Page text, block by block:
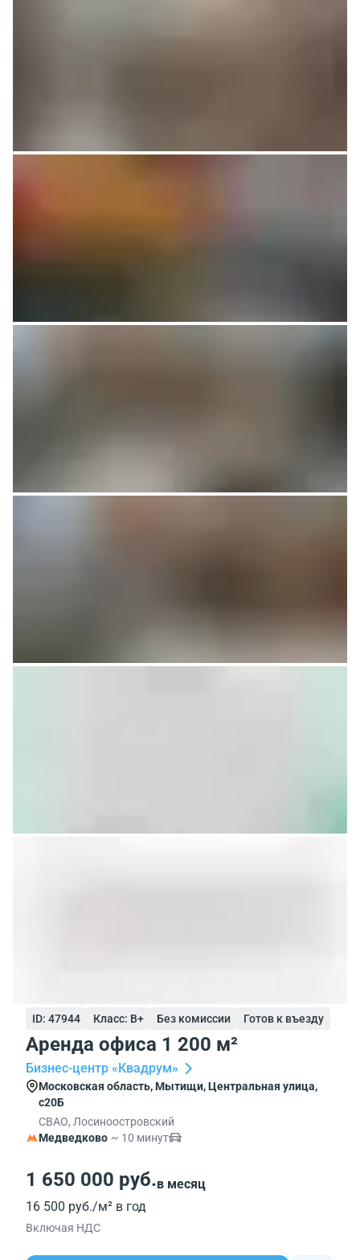
ID: 47944 Класс: B+ Без комиссии Готов к въезду
Аренда офиса 1 200 м²
Бизнес-центр «Квадрум»
Московская область, Мытищи, Центральная улица,
с20Б
СВАО, Лосиноостровский
Медведково ~ 10 минут
1 650 000 руб.в месяц
16 500 руб./м² в год
Включая НДС